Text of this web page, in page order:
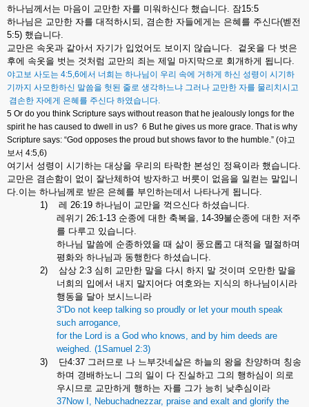
하나님께서는 마음이 교만한 자를 미워하신다 했습니다. 잠15:5
하나님은 교만한 자를 대적하시되 , 겸손한 자들에게는 은혜를 주신다(벧전
5:5) 했습니다.
교만은 속옷과 같아서 자기가 입었어도 보이지 않습니다. 겉옷을 다 벗은
후에 속옷을 벗는 것처럼 교만의 죄는 제일 마지막으로 회개하게 됩니다.
야고보 사도는 4:5,6에서 너희는 하나님이 우리 속에 거하게 하신 성령이 시기하
기까지 사모한하신 말씀을 헛된 줄로 생각하느냐 그러나 교만한 자를 물리치시고
겸손한 자에게 은혜를 주신다 하였습니다.
5 Or do you think Scripture says without reason that he jealously longs for the
spirit he has caused to dwell in us? 6 But he gives us more grace. That is why
Scripture says: “God opposes the proud but shows favor to the humble.” (야고
보서 4:5,6)
여기서 성령이 시기하는 대상을 우리의 타락한 본성인 정욕이라 했습니다.
교만은 겸손함이 없이 잘난체하여 방자하고 버릇이 없음을 일컫는 말입니
다.이는 하나님께로 받은 은혜를 부인하는데서 나타나게 됩니다.
1)
레 26:19 하나님이 교만을 꺽으신다 하셨습니다.
레위기 26:1-13 순종에 대한 축복을, 14-39불순종에 대한 저주
를 다루고 있습니다.
하나님 말씀에 순종하였을 때 삶이 풍요롭고 대적을 멸절하며
평화와 하나님과 동행한다 하셨습니다.
2)
삼상 2:3 심히 교만한 말을 다시 하지 말 것이며 오만한 말을
너희의 입에서 내지 말지어다 여호와는 지식의 하나님이시라
행동을 달아 보시느니라
3“Do not keep talking so proudly or let your mouth speak
such arrogance,
for the Lord is a God who knows, and by him deeds are
weighed. (1Samuel 2:3)
3)
단4:37 그러므로 나 느부갓네살은 하늘의 왕을 찬양하며 칭송
하며 경배하노니 그의 일이 다 진실하고 그의 행하심이 의로
우시므로 교만하게 행하는 자를 그가 능히 낮추심이라
37Now I, Nebuchadnezzar, praise and exalt and glorify the